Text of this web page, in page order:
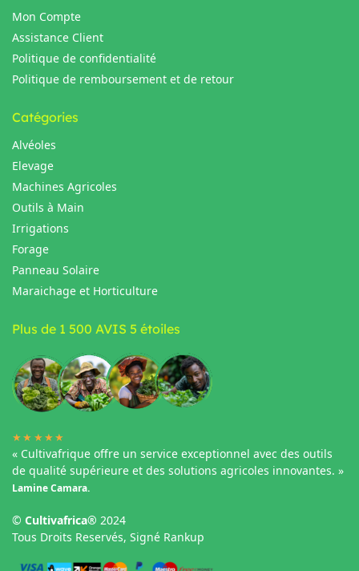
Mon Compte
Assistance Client
Politique de confidentialité
Politique de remboursement et de retour
Catégories
Alvéoles
Elevage
Machines Agricoles
Outils à Main
Irrigations
Forage
Panneau Solaire
Maraichage et Horticulture
Plus de 1 500 AVIS 5 étoiles
★★★★★
« Cultivafrique offre un service exceptionnel avec des outils
de qualité supérieure et des solutions agricoles innovantes. »
Lamine Camara.
© Cultivafrica® 2024
Tous Droits Reservés, Signé Rankup